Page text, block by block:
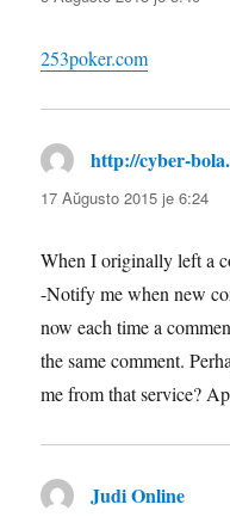
253poker.com
http://cyber-
17 Aŭgusto 2015 je 6:24
When I originally left a
-Notify me when new
now each time a
the same comment.
me from that service?
Judi Online